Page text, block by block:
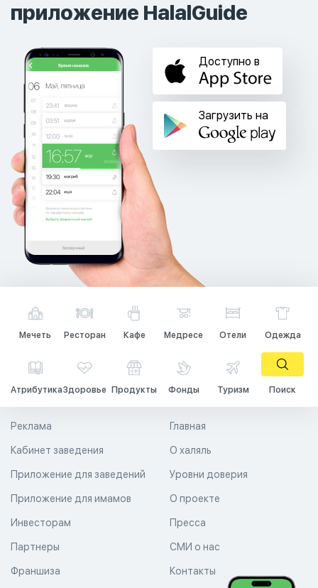
приложение HalalGuide
Доступно в
Загрузить на
Мечеть Ресторан Кафе Медресе Отели Одежда
АтрибутикаЗдоровье Продукты Фонды Туризм Поиск
Главная
О халяль
Уровни доверия
Реклама
Кабинет заведения
Приложение для заведений
Приложение для имамов О проекте
Пресса
СМИ о нас
Контакты
Инвесторам
Партнеры
Франшиза